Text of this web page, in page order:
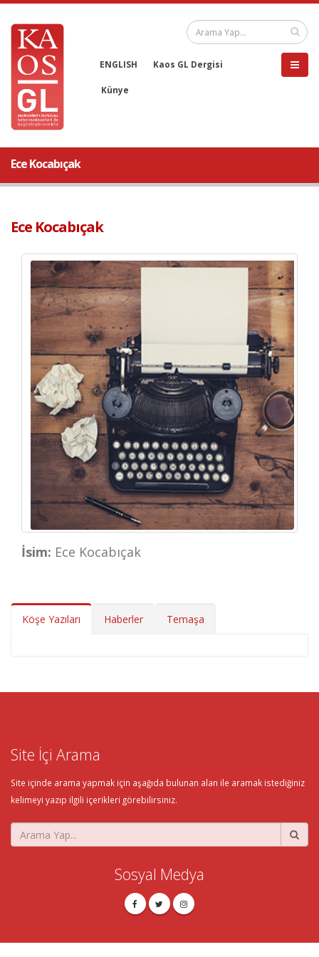
ENGLISH Kaos GL Dergisi
Künye
Ece Kocabıçak
Ece Kocabıçak
İsim: Ece Kocabıçak
Köşe Yazıları Haberler Temaşa
Site İçi Arama
Site içinde arama yapmak için aşağıda bulunan alan ile aramak istediğiniz
kelimeyi yazıp ilgili içerikleri görebilirsiniz.
Sosyal Medya